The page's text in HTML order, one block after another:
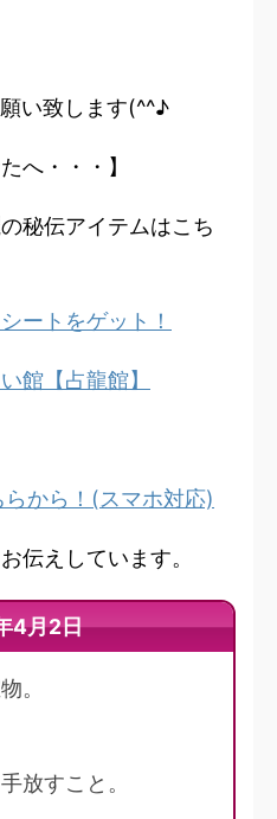
い致します(^^♪
へ・・・】
秘伝アイテムはこち
ートをゲット！
館【占龍館】
から！(スマホ対応)
伝えしています。
4月2日
。
放すこと。